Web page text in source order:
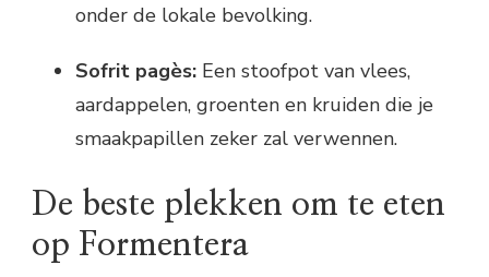
onder de lokale bevolking.
Sofrit pagès: Een stoofpot van vlees,
aardappelen, groenten en kruiden die je
smaakpapillen zeker zal verwennen.
De beste plekken om te eten
op Formentera